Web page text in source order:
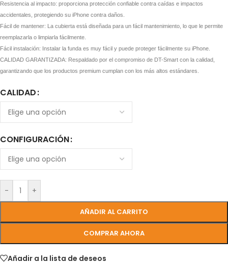
Resistencia al impacto: proporciona protección confiable contra caídas e impactos
accidentales, protegiendo su iPhone contra daños.
Fácil de mantener: La cubierta está diseñada para un fácil mantenimiento, lo que le permite
reemplazarla o limpiarla fácilmente.
Fácil instalación: Instalar la funda es muy fácil y puede proteger fácilmente su iPhone.
CALIDAD GARANTIZADA: Respaldado por el compromiso de DT-Smart con la calidad,
garantizando que los productos premium cumplan con los más altos estándares.
CALIDAD
CONFIGURACIÓN
- +
AÑADIR AL CARRITO
COMPRAR AHORA
Añadir a la lista de deseos